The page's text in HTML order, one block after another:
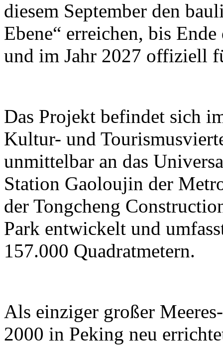
diesem September den
Ebene“ erreichen, bis
und im Jahr 2027 offiziell
Das Projekt befindet sich
Kultur- und
unmittelbar an das
Station Gaoloujin der
der Tongcheng
Park entwickelt und
157.000 Quadratmetern.
Als einziger großer
2000 in Peking neu